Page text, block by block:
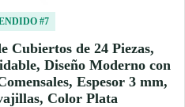
#7
Cubiertos de 24 Piezas,
Diseño Moderno con
Espesor 3 mm,
Color Plata